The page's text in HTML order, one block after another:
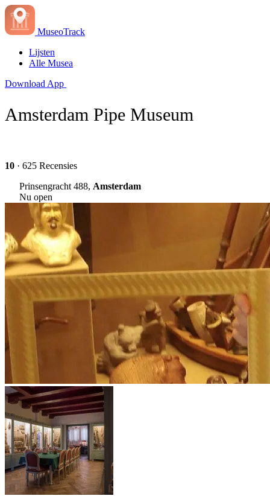
MuseoTrack
Lijsten
Alle Musea
Download App
Amsterdam Pipe Museum
10 · 625 Recensies
Prinsengracht 488, Amsterdam
Nu open